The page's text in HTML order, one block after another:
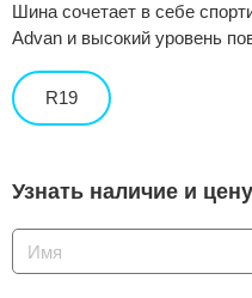
Шина сочетает в себе
Advan и высокий уровень
R19
Узнать наличие и цену